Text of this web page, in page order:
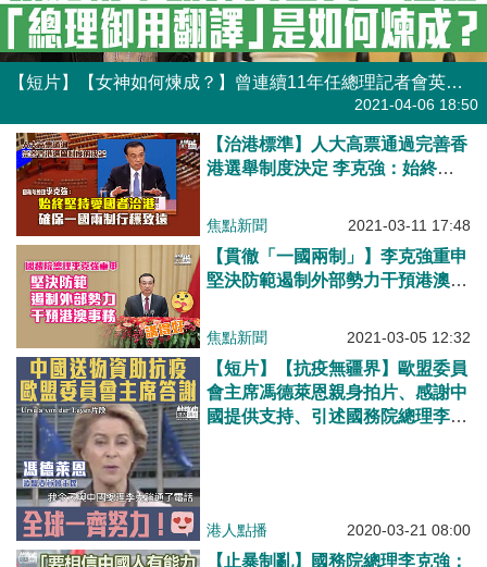
【短片】【女神如何煉成？】曾連續11年任總理記者會英語翻譯、有「總理御用翻譯」美譽、張璐由俗語到古典詩詞都譯得到！
2021-04-06 18:50
【治港標準】人大高票通過完善香
港選舉制度決定 李克強：始終堅
行穩致遠
焦點新聞 2021-03-11 17:48
【貫徹「一國兩制」】李克強重申
堅決防範遏制外部勢力干預港澳事
焦點新聞 2021-03-05 12:32
【短片】【抗疫無疆界】歐盟委員
會主席馮德萊恩親身拍片、感謝中
國提供支持、引述國務院總理李克
港人點播 2020-03-21 08:00
【止暴制亂】國務院總理李克強：